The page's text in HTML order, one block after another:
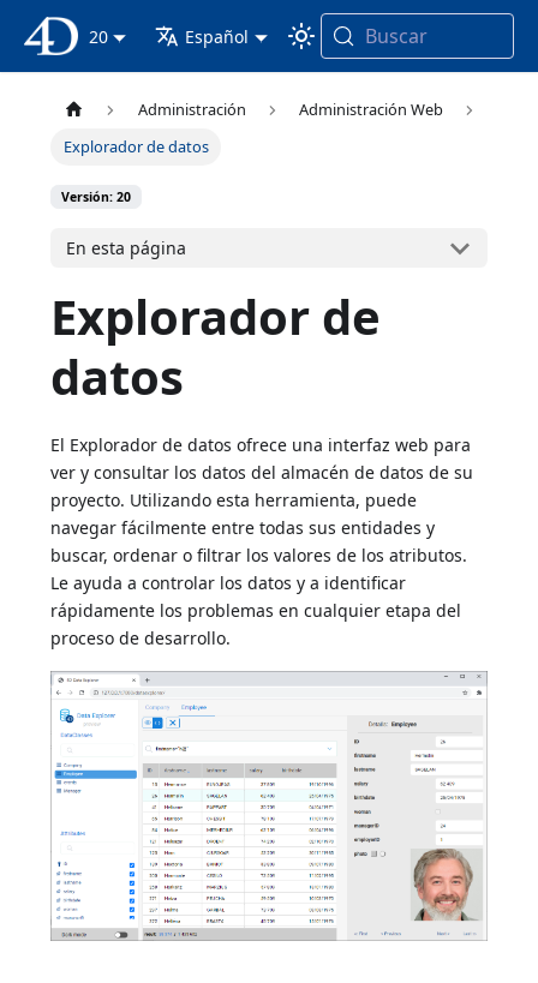
Documentación 4D
20 Español Buscar
Administración
Administración Web
Explorador de datos
Versión: 20
En esta página
Explorador de
datos
El Explorador de datos ofrece una interfaz web para
ver y consultar los datos del almacén de datos de su
proyecto. Utilizando esta herramienta, puede
navegar fácilmente entre todas sus entidades y
buscar, ordenar o filtrar los valores de los atributos.
Le ayuda a controlar los datos y a identificar
rápidamente los problemas en cualquier etapa del
proceso de desarrollo.